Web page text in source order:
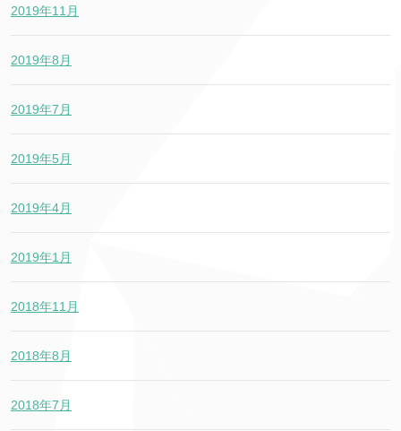
2019年11月
2019年8月
2019年7月
2019年5月
2019年4月
2019年1月
2018年11月
2018年8月
2018年7月